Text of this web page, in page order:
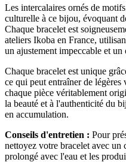
Les intercalaires ornés de
culturelle à ce bijou, évoquant
Chaque bracelet est
ateliers Ikoba en France,
un ajustement impeccable et
Chaque bracelet est unique
ce qui peut entraîner de
chaque pièce véritablement
la beauté et à l'authenticité du
en accumulation.
Conseils d'entretien : Pour
nettoyez votre bracelet avec
prolongé avec l'eau et les